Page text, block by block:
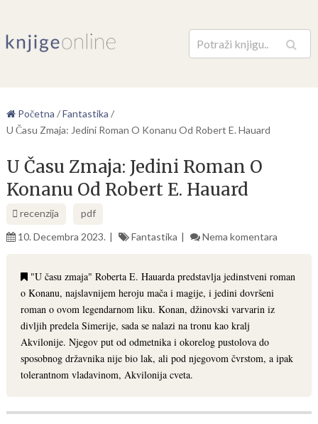
Pretraga
Početna /Fantastika /
U Času Zmaja: Jedini Roman O Konanu Od Robert E. Hauard
U Času Zmaja: Jedini Roman O
Konanu Od Robert E. Hauard
recenzija
pdf
10. Decembra 2023.
Fantastika Nema komentara
"U času zmaja" Roberta E. Hauarda predstavlja jedinstveni roman
o Konanu, najslavnijem heroju mača i magije, i jedini dovršeni
roman o ovom legendarnom liku. Konan, džinovski varvarin iz
divljih predela Simerije, sada se nalazi na tronu kao kralj
Akvilonije. Njegov put od odmetnika i okorelog pustolova do
sposobnog državnika nije bio lak, ali pod njegovom čvrstom, a ipak
tolerantnom vladavinom, Akvilonija cveta.